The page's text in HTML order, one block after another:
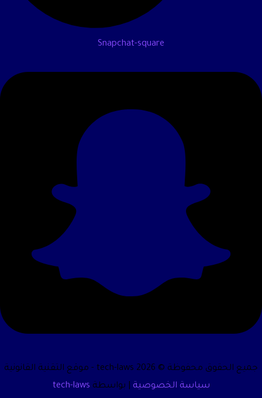
Snapchat-square
جميع الحقوق محفوظة © 2026 tech-laws - موقع التقنية القانونية
سياسة الخصوصية | بواسطة tech-laws